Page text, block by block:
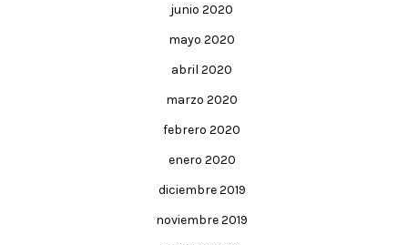
junio 2020
mayo 2020
abril 2020
marzo 2020
febrero 2020
enero 2020
diciembre 2019
noviembre 2019